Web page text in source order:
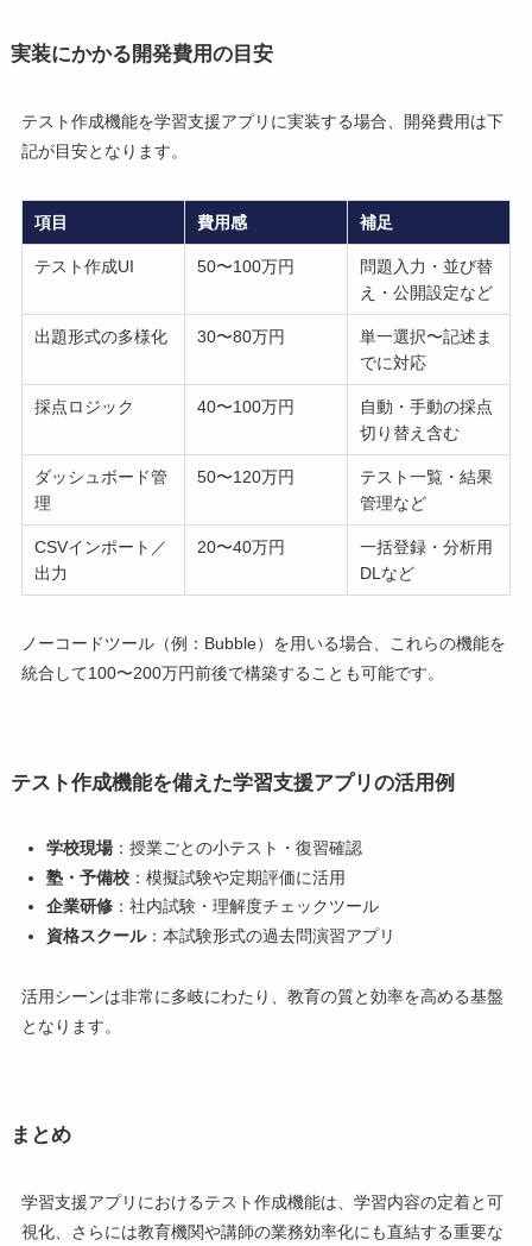
実装にかかる開発費用の目安
テスト作成機能を学習支援アプリに実装する場合、開発費用は下
記が目安となります。
項目 費用感 補足
テスト作成UI 50〜100万円
問題入力・並び替
え・公開設定など
出題形式の多様化 30〜80万円
単一選択〜記述ま
でに対応
採点ロジック 40〜100万円
自動・手動の採点
切り替え含む
ダッシュボード管
理
50〜120万円
テスト一覧・結果
管理など
CSVインポート／
出力
20〜40万円
一括登録・分析用
DLなど
ノーコードツール（例：Bubble）を用いる場合、これらの機能を
統合して100〜200万円前後で構築することも可能です。
テスト作成機能を備えた学習支援アプリの活用例
学校現場：授業ごとの小テスト・復習確認
塾・予備校：模擬試験や定期評価に活用
企業研修：社内試験・理解度チェックツール
資格スクール：本試験形式の過去問演習アプリ
活用シーンは非常に多岐にわたり、教育の質と効率を高める基盤
となります。
まとめ
学習支援アプリにおけるテスト作成機能は、学習内容の定着と可
視化、さらには教育機関や講師の業務効率化にも直結する重要な